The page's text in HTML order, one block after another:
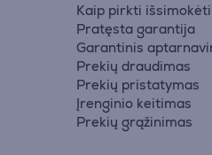
Kaip pirkti
Pratęsta garantija
Garantinis
Prekių draudimas
Prekių pristatymas
Įrenginio keitimas
Prekių grąžinimas